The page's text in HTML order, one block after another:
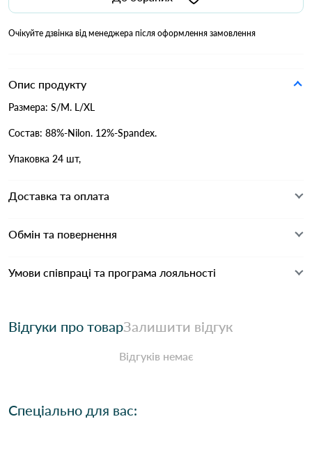
Очікуйте дзвінка від менеджера після оформлення замовлення
Опис продукту
Размера: S/M. L/XL
Состав: 88%-Nilon. 12%-Spandex.
Упаковка 24 шт,
Доставка та оплата
Обмін та повернення
Умови співпраці та програма лояльності
Відгуки про товарЗалишити відгук
Відгуків немає
Спеціально для вас: